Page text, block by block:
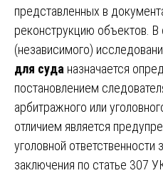
представленных в
реконструкцию объектов. В
(независимого)
для суда назначается
постановлением
арбитражного или
отличием является
уголовной
заключения по статье 307